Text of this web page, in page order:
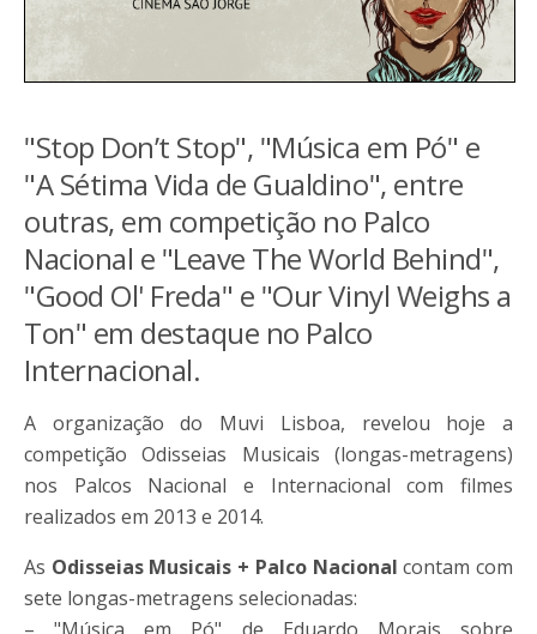
"Stop Don’t Stop", "Música em Pó" e
"A Sétima Vida de Gualdino", entre
outras, em competição no Palco
Nacional e "Leave The World Behind",
"Good Ol' Freda" e "Our Vinyl Weighs a
Ton" em destaque no Palco
Internacional.
A organização do Muvi Lisboa, revelou hoje a
competição Odisseias Musicais (longas-metragens)
nos Palcos Nacional e Internacional com filmes
realizados em 2013 e 2014.
As Odisseias Musicais + Palco Nacional contam com
sete longas-metragens selecionadas: